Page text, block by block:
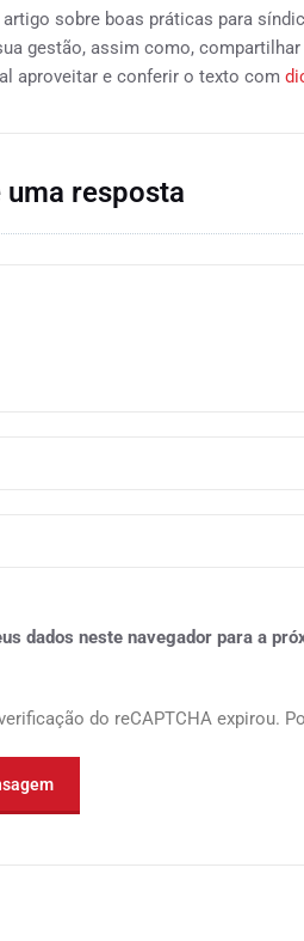
sobre boas práticas para
gestão, assim como,
aproveitar e conferir o texto com
uma resposta
dados neste navegador para a
do reCAPTCHA expirou.